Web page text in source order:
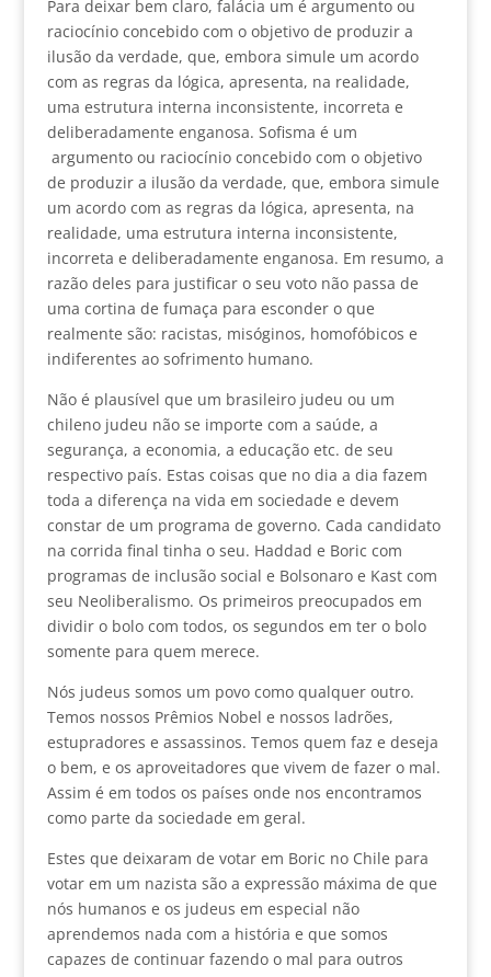
Para deixar bem claro, falácia um é argumento ou
raciocínio concebido com o objetivo de produzir a
ilusão da verdade, que, embora simule um acordo
com as regras da lógica, apresenta, na realidade,
uma estrutura interna inconsistente, incorreta e
deliberadamente enganosa. Sofisma é um
argumento ou raciocínio concebido com o objetivo
de produzir a ilusão da verdade, que, embora simule
um acordo com as regras da lógica, apresenta, na
realidade, uma estrutura interna inconsistente,
incorreta e deliberadamente enganosa. Em resumo, a
razão deles para justificar o seu voto não passa de
uma cortina de fumaça para esconder o que
realmente são: racistas, misóginos, homofóbicos e
indiferentes ao sofrimento humano.
Não é plausível que um brasileiro judeu ou um
chileno judeu não se importe com a saúde, a
segurança, a economia, a educação etc. de seu
respectivo país. Estas coisas que no dia a dia fazem
toda a diferença na vida em sociedade e devem
constar de um programa de governo. Cada candidato
na corrida final tinha o seu. Haddad e Boric com
programas de inclusão social e Bolsonaro e Kast com
seu Neoliberalismo. Os primeiros preocupados em
dividir o bolo com todos, os segundos em ter o bolo
somente para quem merece.
Nós judeus somos um povo como qualquer outro.
Temos nossos Prêmios Nobel e nossos ladrões,
estupradores e assassinos. Temos quem faz e deseja
o bem, e os aproveitadores que vivem de fazer o mal.
Assim é em todos os países onde nos encontramos
como parte da sociedade em geral.
Estes que deixaram de votar em Boric no Chile para
votar em um nazista são a expressão máxima de que
nós humanos e os judeus em especial não
aprendemos nada com a história e que somos
capazes de continuar fazendo o mal para outros